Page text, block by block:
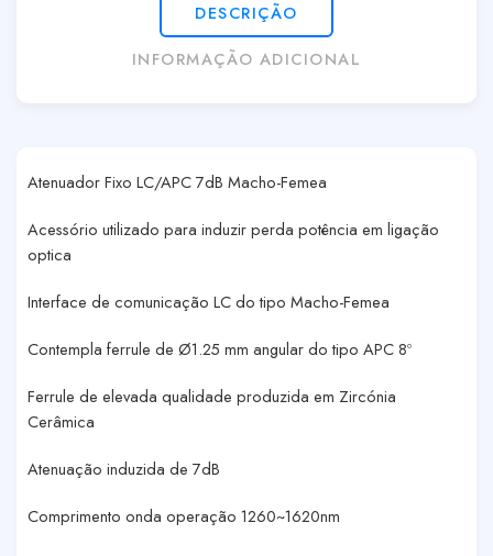
DESCRIÇÃO
INFORMAÇÃO ADICIONAL
Atenuador Fixo LC/APC 7dB Macho-Femea
Acessório utilizado para induzir perda potência em ligação
optica
Interface de comunicação LC do tipo Macho-Femea
Contempla ferrule de Ø1.25 mm angular do tipo APC 8º
Ferrule de elevada qualidade produzida em Zircónia
Cerâmica
Atenuação induzida de 7dB
Comprimento onda operação 1260~1620nm